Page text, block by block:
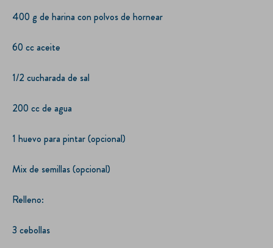
400 g de harina con polvos de hornear
60 cc aceite
1/2 cucharada de sal
200 cc de agua
1 huevo para pintar (opcional)
Mix de semillas (opcional)
Relleno:
3 cebollas